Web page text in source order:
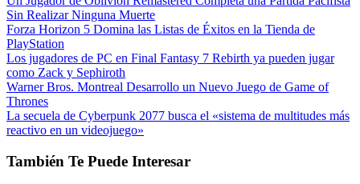
Sin Realizar Ninguna Muerte
Forza Horizon 5 Domina las Listas de Éxitos en la Tienda de
PlayStation
Los jugadores de PC en Final Fantasy 7 Rebirth ya pueden jugar
como Zack y Sephiroth
Warner Bros. Montreal Desarrollo un Nuevo Juego de Game of
Thrones
La secuela de Cyberpunk 2077 busca el «sistema de multitudes más
reactivo en un videojuego»
También Te Puede Interesar